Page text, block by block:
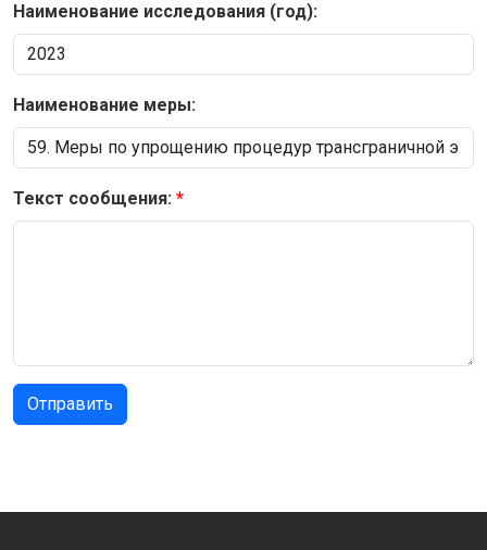
Наименование исследования (год):
Наименование меры:
Текст сообщения: